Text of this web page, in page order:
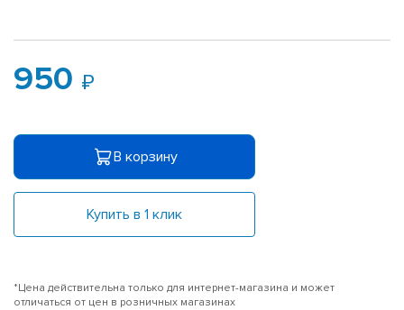
950
В корзину
Купить в 1 клик
*Цена действительна только для интернет-магазина и может
отличаться от цен в розничных магазинах